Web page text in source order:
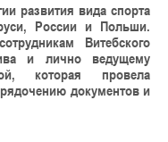
развития вида спорта
России и Польши.
Витебского
и лично ведущему
которая провела
документов и